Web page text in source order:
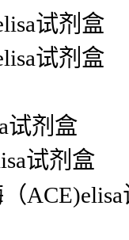
试剂盒
试剂盒
试剂盒
试剂盒